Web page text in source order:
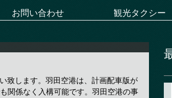
お問い合わせ 観光タクシー
致します。羽田空港は、計画配車版が
関係なく入構可能です。羽田空港の事